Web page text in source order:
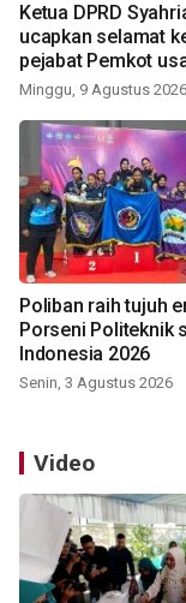
Ketua DPRD
ucapkan selamat
pejabat Pemkot
Minggu, 9 Agustus 2026
Poliban raih tujuh
Porseni Politeknik
Indonesia 2026
Senin, 3 Agustus 2026
Video